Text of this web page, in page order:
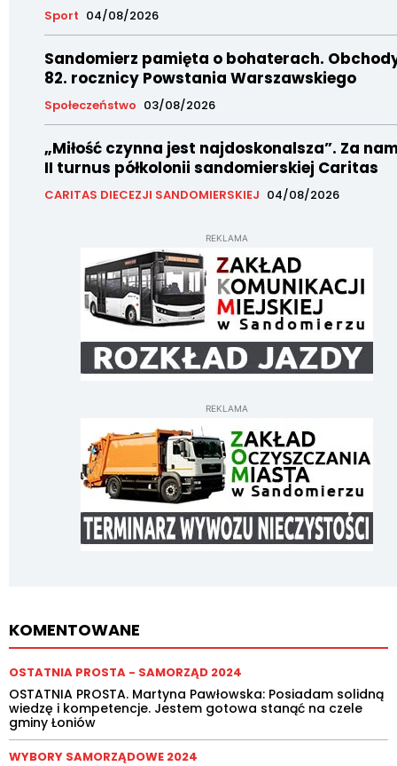
Sport 04/08/2026
Sandomierz pamięta o bohaterach.
82. rocznicy Powstania Warszawskiego
Społeczeństwo 03/08/2026
„Miłość czynna jest najdoskonalsza”. Za
II turnus półkolonii sandomierskiej Caritas
CARITAS DIECEZJI SANDOMIERSKIEJ 04/08/2026
REKLAMA
REKLAMA
KOMENTOWANE
OSTATNIA PROSTA - SAMORZĄD 2024
OSTATNIA PROSTA. Martyna Pawłowska: Posiadam solidną
wiedzę i kompetencje. Jestem gotowa stanąć na czele
gminy Łoniów
WYBORY SAMORZĄDOWE 2024